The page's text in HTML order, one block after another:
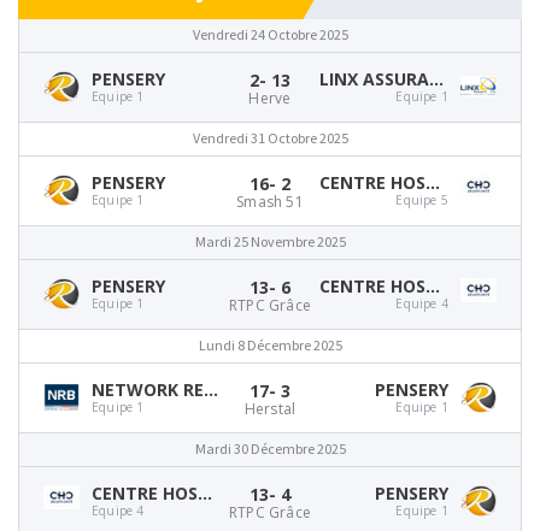
Vendredi 24 Octobre 2025
PENSERY
Equipe 1
2- 13
Herve
LINX ASSURANCES
Equipe 1
Vendredi 31 Octobre 2025
PENSERY
Equipe 1
16- 2
Smash 51
CENTRE HOSPITALIER CHRÉTIEN
Equipe 5
Mardi 25 Novembre 2025
PENSERY
Equipe 1
13- 6
RTPC Grâce
CENTRE HOSPITALIER CHRÉTIEN
Equipe 4
Lundi 8 Décembre 2025
NETWORK RESEARCH BELGIUM
Equipe 1
17- 3
Herstal
PENSERY
Equipe 1
Mardi 30 Décembre 2025
CENTRE HOSPITALIER CHRÉTIEN
Equipe 4
13- 4
RTPC Grâce
PENSERY
Equipe 1